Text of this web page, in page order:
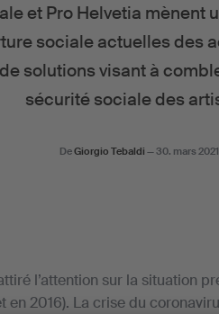
et Pro Helvetia mènent
sociale actuelles des
solutions visant à
sécurité sociale des
DeGiorgio Tebaldi —30. mars 2021
l’attention sur la situation
en 2016). La crise du